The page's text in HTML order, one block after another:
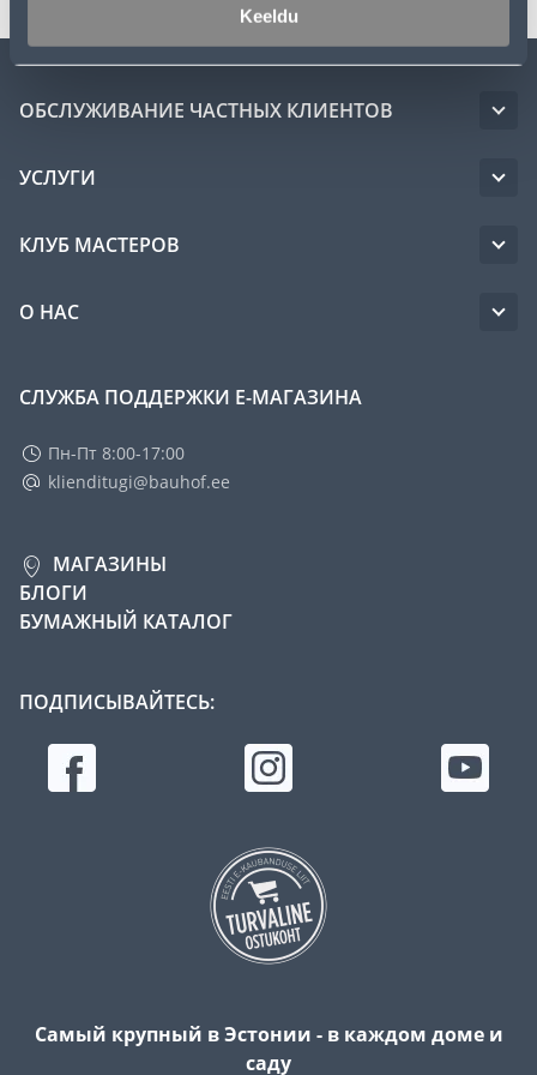
Keeldu
ОБСЛУЖИВАНИЕ ЧАСТНЫХ КЛИЕНТОВ
УСЛУГИ
КЛУБ МАСТЕРОВ
О НАС
СЛУЖБА ПОДДЕРЖКИ Е-МАГАЗИНА
Пн-Пт 8:00-17:00
klienditugi@bauhof.ee
МАГАЗИНЫ
БЛОГИ
БУМАЖНЫЙ КАТАЛОГ
ПОДПИСЫВАЙТЕСЬ:
Самый крупный в Эстонии - в каждом доме и
саду